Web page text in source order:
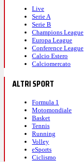
Live
Serie A
Serie B
Champions League
Europa League
Conference League
Calcio Estero
Calciomercato
ALTRI SPORT
Formula 1
Motomondiale
Basket
Tennis
Running
Volley
eSports
Ciclismo